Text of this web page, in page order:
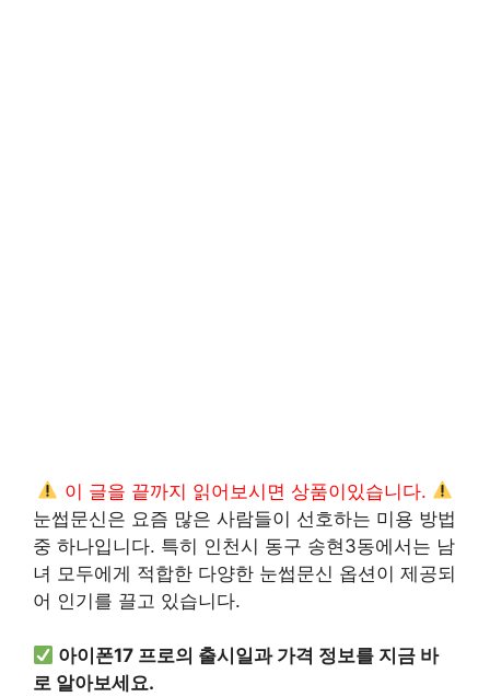
이 글을 끝까지 읽어보시면 상품이있습니다.
눈썹문신은 요즘 많은 사람들이 선호하는 미용 방법
중 하나입니다. 특히 인천시 동구 송현3동에서는 남
녀 모두에게 적합한 다양한 눈썹문신 옵션이 제공되
어 인기를 끌고 있습니다.
아이폰17 프로의 출시일과 가격 정보를 지금 바
로 알아보세요.